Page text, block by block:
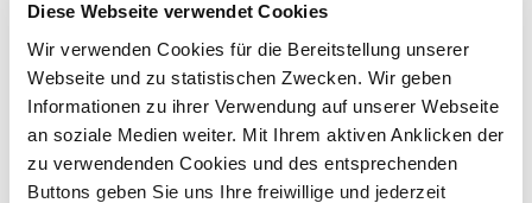
Diese Webseite verwendet Cookies
Wir verwenden Cookies für die Bereitstellung unserer
Webseite und zu statistischen Zwecken. Wir geben
Informationen zu ihrer Verwendung auf unserer Webseite
an soziale Medien weiter. Mit Ihrem aktiven Anklicken der
zu verwendenden Cookies und des entsprechenden
Buttons geben Sie uns Ihre freiwillige und jederzeit
Stellengesuche
Stellenangebote